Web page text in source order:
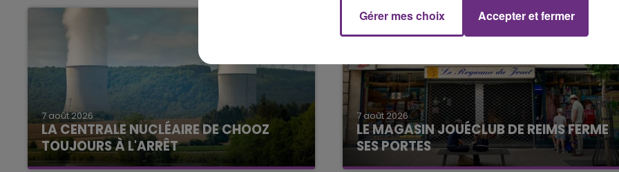
7 août 2026
LA CENTRALE NUCLÉAIRE DE CHOOZ
TOUJOURS À L'ARRÊT
Cela fait déjà une semaine que la centrale
7 août 2026
LE MAGASIN JOUÉCLUB DE REIMS FERME
SES PORTES
C'était l'une des institutions du centre-ville
16h00 - 20h00
Le Week-end Champagne FM
Gérer mes choix Accepter et fermer